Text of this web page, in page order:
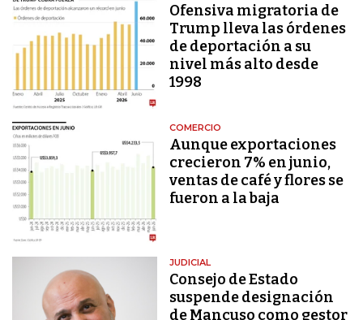
Ofensiva migratoria de
Trump lleva las órdenes
de deportación a su
nivel más alto desde
1998
COMERCIO
Aunque exportaciones
crecieron 7% en junio,
ventas de café y flores se
fueron a la baja
JUDICIAL
Consejo de Estado
suspende designación
de Mancuso como gestor